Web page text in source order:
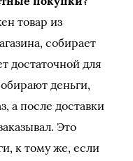
товар из
собирает
достаточной для
деньги,
а после доставки
Это
к тому же, если